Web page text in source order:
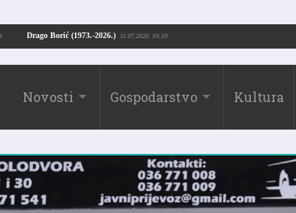
Drago Borić (1973.-2026.) 31.07.2026. 19:10
24.07.2026. 13:51
Novosti Gospodarstvo Kultura